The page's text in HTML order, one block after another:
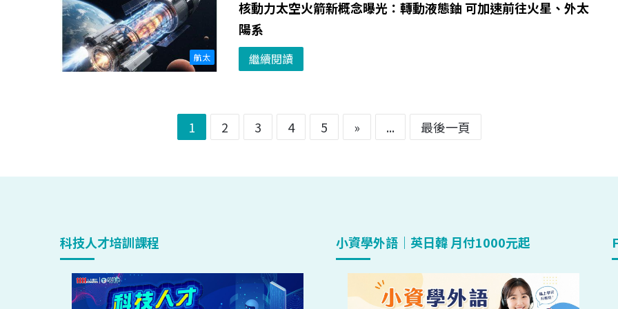
航太
核動力太空火箭新概念曝光：轉動液態鈾 可加速前往火星、外太
陽系
繼續閱讀
1 2 3 4 5 » ... 最後一頁
科技人才培訓課程 小資學外語｜英日韓 月付1000元起